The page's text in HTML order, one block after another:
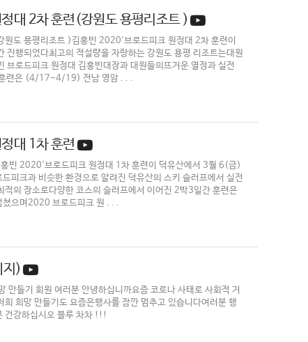
대 2차 훈련(강원도 용평리조트 )
도 용평리조트 )김홍빈 2020'브로드피크 원정대 2차 훈련이
행되었다​최고의 적설량을 자랑하는 강원도 용평 리조트는대원
로드피크 원정대 김홍빈대장과 대원들의뜨거운 열정과 실전
훈련은 (4/17-4/19) 전남 영암 . . .
대 1차 훈련
빈 2020'브로드피크 원정대 1차 훈련이 덕유산에서 3월 6(금)
피크과 비슷한 환경으로 알려진 덕유산의 스키 슬러프에서 실전
의 장소로다양한 코스의 슬러프에서 이어진 2박3일간 훈련은
쳤으며2020 브로드피크 원 . . .
지)
들기 회원 여러분 안녕하십니까요즘 코로나 사태로 사회적 거
희망 만들기도 요즘은행사를 잠깐 멈추고 있습니다여러분 행
건강하십시오 블루 차차 !!!